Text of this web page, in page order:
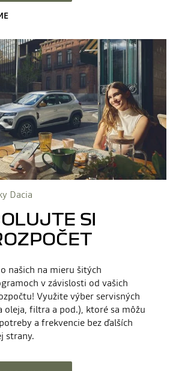
Dacia
SI
našich na mieru šitých
v závislosti od vašich
Využite výber servisných
oleja, filtra a pod.), ktoré sa môžu
a frekvencie bez ďalších
strany.